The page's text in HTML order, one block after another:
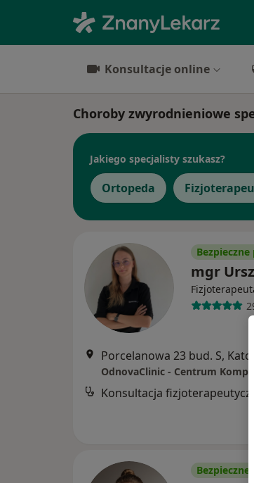
Konsultacje online
Choroby zwyrodnieniowe
Jakiego specjalisty szukasz?
Ortopeda
Bezpieczne
mgr
Porcelanowa 23 bud. S,
Konsultacja
Bezpieczne